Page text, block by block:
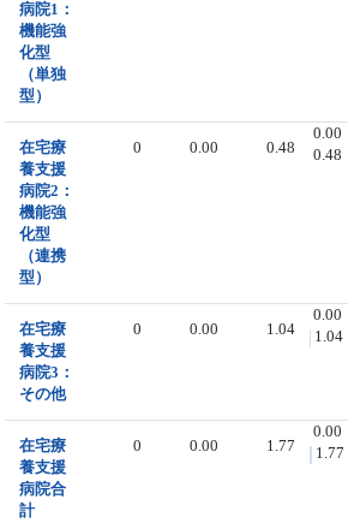
病院1：
機能強
化型
（単独
型）
在宅療
養支援
病院2：
機能強
化型
（連携
型）
0 0.00 0.48
0.00
0.48
在宅療
養支援
病院3：
その他
0 0.00 1.04
0.00
1.04
在宅療
養支援
病院合
計
0 0.00 1.77
0.00
1.77